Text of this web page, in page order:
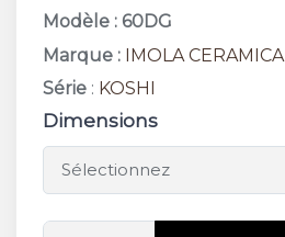
Modèle : 60DG
Marque : IMOLA CERAMICA
Série : KOSHI
Dimensions